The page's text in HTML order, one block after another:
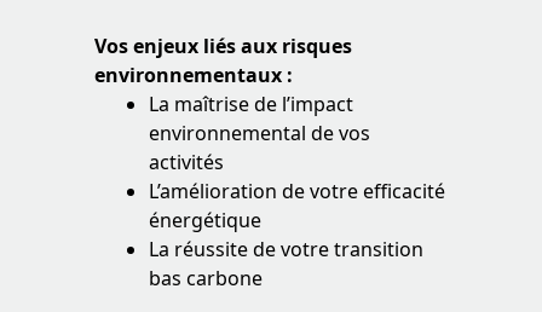
Vos enjeux liés aux risques
environnementaux :
La maîtrise de l’impact
environnemental de vos
activités
L’amélioration de votre efficacité
énergétique
La réussite de votre transition
bas carbone